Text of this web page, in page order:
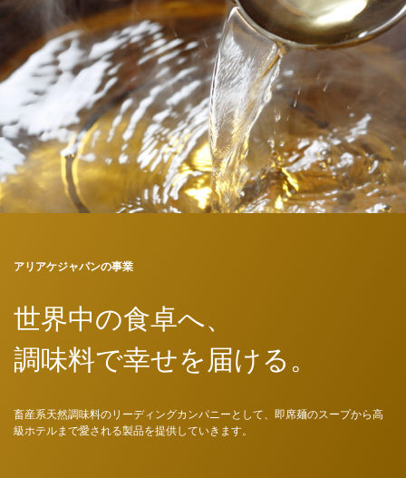
アリアケジャパンの事業
世界中の食卓へ、
調味料で幸せを届ける。
畜産系天然調味料のリーディングカンパニーとして、即席麺のスープから高
級ホテルまで愛される製品を提供していきます。